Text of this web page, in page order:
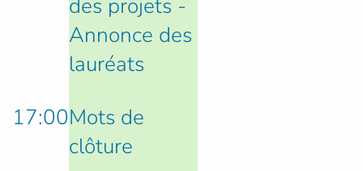
des projets -
Annonce des
lauréats
17:00Mots de
clôture